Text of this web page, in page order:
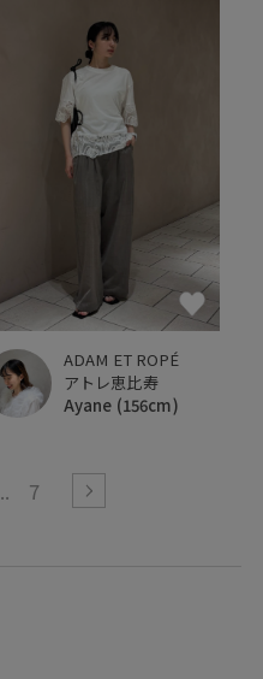
ADAM ET ROPÉ
アトレ恵比寿
Ayane (156cm)
7